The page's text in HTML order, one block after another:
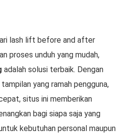
lash lift before and after
proses unduh yang mudah,
adalah solusi terbaik. Dengan
yang ramah pengguna,
situs ini memberikan
bagi siapa saja yang
kebutuhan personal maupun